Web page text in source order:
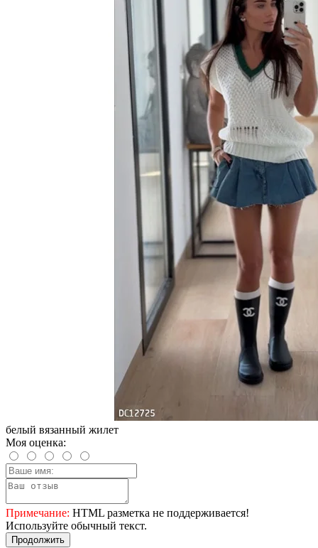
белый вязанный жилет
Моя оценка:
Примечание: HTML разметка не поддерживается!
Используйте обычный текст.
Продолжить